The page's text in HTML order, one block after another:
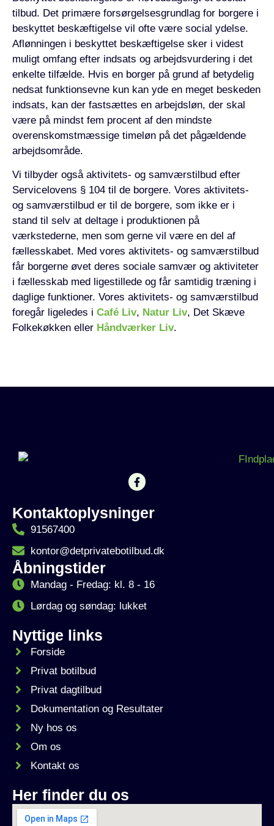
tilbud. Det primære forsørgelsesgrundlag for borgere i
beskyttet beskæftigelse vil ofte være social ydelse.
Aflønningen i beskyttet beskæftigelse sker i videst
muligt omfang efter indsats og arbejdsvurdering i det
enkelte tilfælde. Hvis en borger på grund af betydelig
nedsat funktionsevne kun kan yde en meget beskeden
indsats, kan der fastsættes en arbejdsløn, der skal
være på mindst fem procent af den mindste
overenskomstmæssige timeløn på det pågældende
arbejdsområde.
Vi tilbyder også aktivitets- og samværstilbud efter
Servicelovens § 104 til de borgere. Vores aktivitets-
og samværstilbud er til de borgere, som ikke er i
stand til selv at deltage i produktionen på
værkstederne, men som gerne vil være en del af
fællesskabet. Med vores aktivitets- og samværstilbud
får borgerne øvet deres sociale samvær og aktiviteter
i fællesskab med ligestillede og får samtidig træning i
daglige funktioner. Vores aktivitets- og samværstilbud
foregår ligeledes i Café Liv, Natur Liv, Det Skæve
Folkekøkken eller Håndværker Liv.
Kontaktoplysninger
91567400
kontor@detprivatebotilbud.dk
Åbningstider
Mandag - Fredag: kl. 8 - 16
Lørdag og søndag: lukket
Nyttige links
Forside
Privat botilbud
Privat dagtilbud
Dokumentation og Resultater
Ny hos os
Om os
Kontakt os
Her finder du os